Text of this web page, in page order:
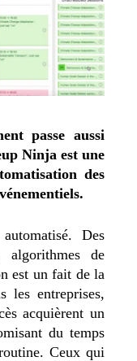
passe aussi
Ninja est une
des
Des
algorithmes de
est un fait de la
les entreprises,
acquièrent un
du temps
Ceux qui